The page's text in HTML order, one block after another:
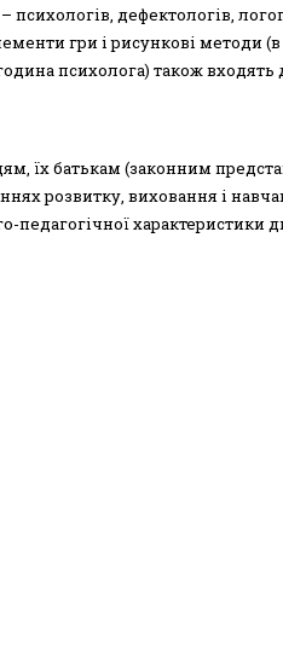
психологів, дефектологів,
гри і рисункові методи
психолога) також входять
їх батькам (законним
розвитку, виховання і
характеристики